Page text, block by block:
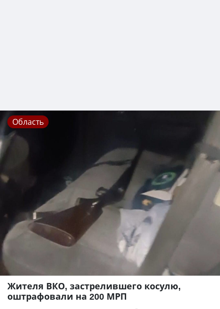
Область
Жителя ВКО, застрелившего косулю,
оштрафовали на 200 МРП